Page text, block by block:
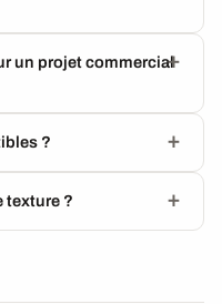
un projet commercial
?
texture ?